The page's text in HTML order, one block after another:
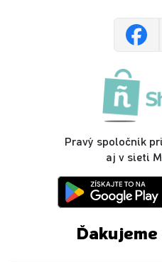
Pravý spoločník
aj v sieti